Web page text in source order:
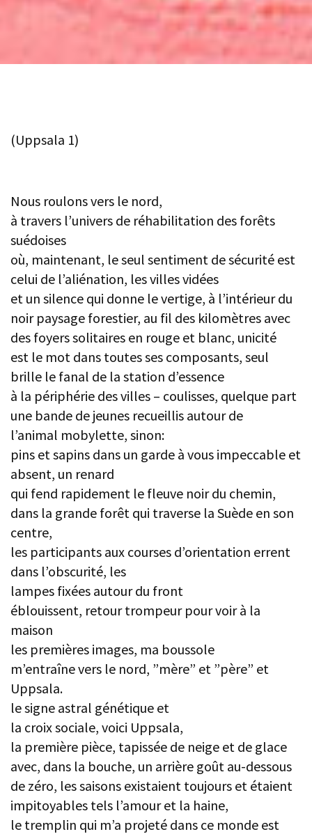
(Uppsala 1)
Nous roulons vers le nord,
à travers l’univers de réhabilitation des forêts
suédoises
où, maintenant, le seul sentiment de sécurité est
celui de l’aliénation, les villes vidées
et un silence qui donne le vertige, à l’intérieur du
noir paysage forestier, au fil des kilomètres avec
des foyers solitaires en rouge et blanc, unicité
est le mot dans toutes ses composants, seul
brille le fanal de la station d’essence
à la périphérie des villes – coulisses, quelque part
une bande de jeunes recueillis autour de
l’animal mobylette, sinon:
pins et sapins dans un garde à vous impeccable et
absent, un renard
qui fend rapidement le fleuve noir du chemin,
dans la grande forêt qui traverse la Suède en son
centre,
les participants aux courses d’orientation errent
dans l’obscurité, les
lampes fixées autour du front
éblouissent, retour trompeur pour voir à la
maison
les premières images, ma boussole
m’entraîne vers le nord, ”mère” et ”père” et
Uppsala.
le signe astral génétique et
la croix sociale, voici Uppsala,
la première pièce, tapissée de neige et de glace
avec, dans la bouche, un arrière goût au-dessous
de zéro, les saisons existaient toujours et étaient
impitoyables tels l’amour et la haine,
le tremplin qui m’a projeté dans ce monde est